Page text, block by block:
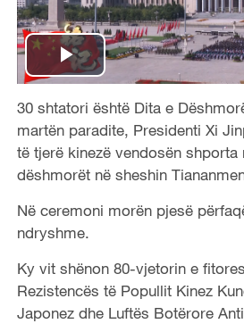
P
l
a
V
i
d
30 shtatori është Dita e
martën paradite, Presidenti Xi
të tjerë kinezë vendosën shporta
dëshmorët në sheshin
Në ceremoni morën pjesë
ndryshme.
Ky vit shënon 80-vjetorin e
Rezistencës të Popullit Kinez
Japonez dhe Luftës Botërore